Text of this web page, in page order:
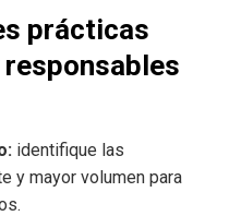
prácticas
identifique las
y mayor volumen para